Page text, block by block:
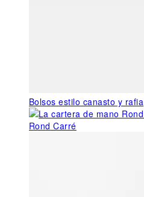
Bolsos estilo canasto y rafia
Rond Carré